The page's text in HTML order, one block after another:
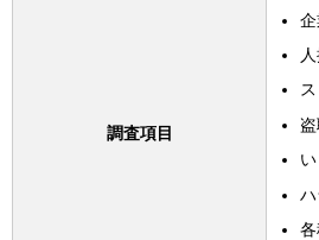
調査項目
企
各